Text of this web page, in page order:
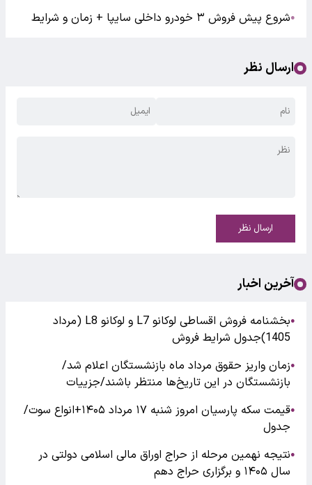
●شروع پیش فروش ۳ خودرو داخلی سایپا + زمان و شرایط
ارسال نظر
ارسال نظر
آخرین اخبار
●
بخشنامه فروش اقساطی لوکانو L7 و لوکانو L8 (مرداد
1405)جدول شرایط فروش
●زمان واریز حقوق مرداد ماه بازنشستگان اعلام شد/
بازنشستگان در این تاریخ‌ها منتظر باشند/جزییات
●
قیمت سکه پارسیان امروز شنبه ۱۷ مرداد ۱۴۰۵+انواع سوت/
جدول
●نتیجه نهمین مرحله از حراج اوراق مالی اسلامی دولتی در
سال ۱۴۰۵ و برگزاری حراج دهم